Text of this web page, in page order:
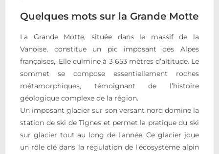
Quelques mots sur la Grande Motte
La Grande Motte, située dans le massif de la
Vanoise, constitue un pic imposant des Alpes
françaises,. Elle culmine à 3 653 mètres d’altitude. Le
sommet se compose essentiellement roches
métamorphiques, témoignant de l’histoire
géologique complexe de la région.
Un imposant glacier sur son versant nord domine la
station de ski de Tignes et permet la pratique du ski
sur glacier tout au long de l’année. Ce glacier joue
un rôle clé dans la régulation de l’écosystème alpin